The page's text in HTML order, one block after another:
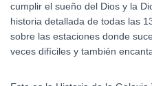
cumplir el sueño del Dios y la
historia detallada de todas las
sobre las estaciones donde
veces difíciles y también